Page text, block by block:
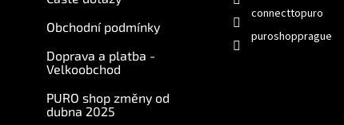
Obchodní podmínky
Doprava a platba -
Velkoobchod
PURO shop změny od
dubna 2025
connecttopuro
puroshopprague